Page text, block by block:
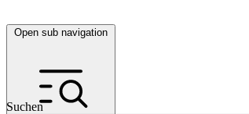
Open sub navigation
Suchen